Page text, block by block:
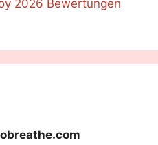
2026 Bewertungen